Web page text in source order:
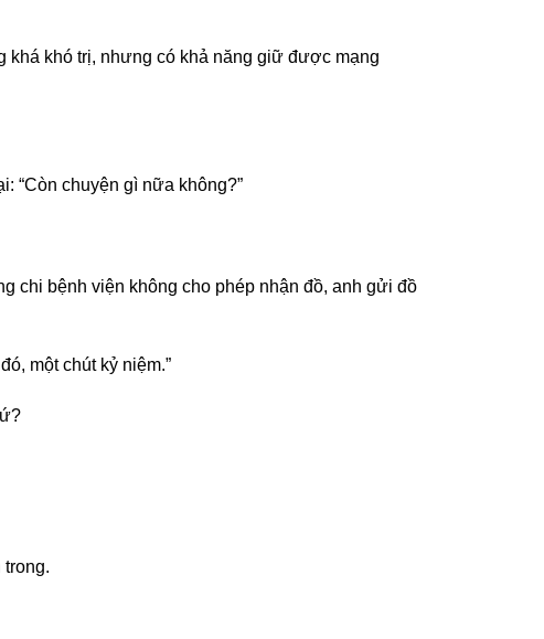
khá khó trị, nhưng có khả năng giữ được mạng
“Còn chuyện gì nữa không?”
chi bệnh viện không cho phép nhận đồ, anh gửi đồ
một chút kỷ niệm.”